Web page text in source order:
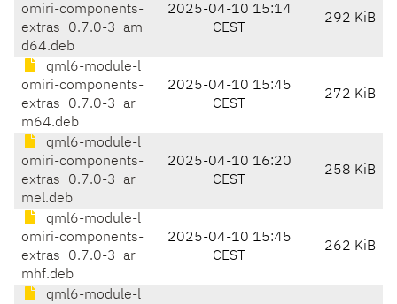
omiri-components-
extras_0.7.0-3_am
d64.deb
2025-04-10 15:14
CEST
292 KiB
qml6-module-l
omiri-components-
extras_0.7.0-3_ar
m64.deb
2025-04-10 15:45
CEST
272 KiB
qml6-module-l
omiri-components-
extras_0.7.0-3_ar
mel.deb
2025-04-10 16:20
CEST
258 KiB
qml6-module-l
omiri-components-
extras_0.7.0-3_ar
mhf.deb
2025-04-10 15:45
CEST
262 KiB
qml6-module-l